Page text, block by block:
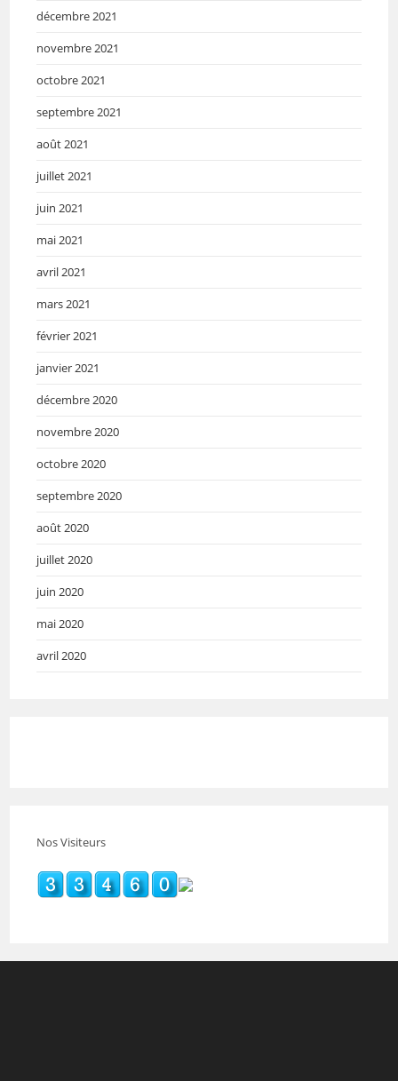
décembre 2021
novembre 2021
octobre 2021
septembre 2021
août 2021
juillet 2021
juin 2021
mai 2021
avril 2021
mars 2021
février 2021
janvier 2021
décembre 2020
novembre 2020
octobre 2020
septembre 2020
août 2020
juillet 2020
juin 2020
mai 2020
avril 2020
Nos Visiteurs